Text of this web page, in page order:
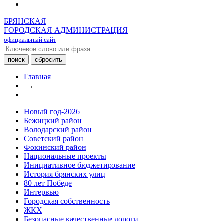
БРЯНСКАЯ
ГОРОДСКАЯ АДМИНИСТРАЦИЯ
официальный сайт
Главная
→
Новый год-2026
Бежицкий район
Володарский район
Советский район
Фокинский район
Национальные проекты
Инициативное бюджетирование
История брянских улиц
80 лет Победе
Интервью
Городская собственность
ЖКХ
Безопасные качественные дороги